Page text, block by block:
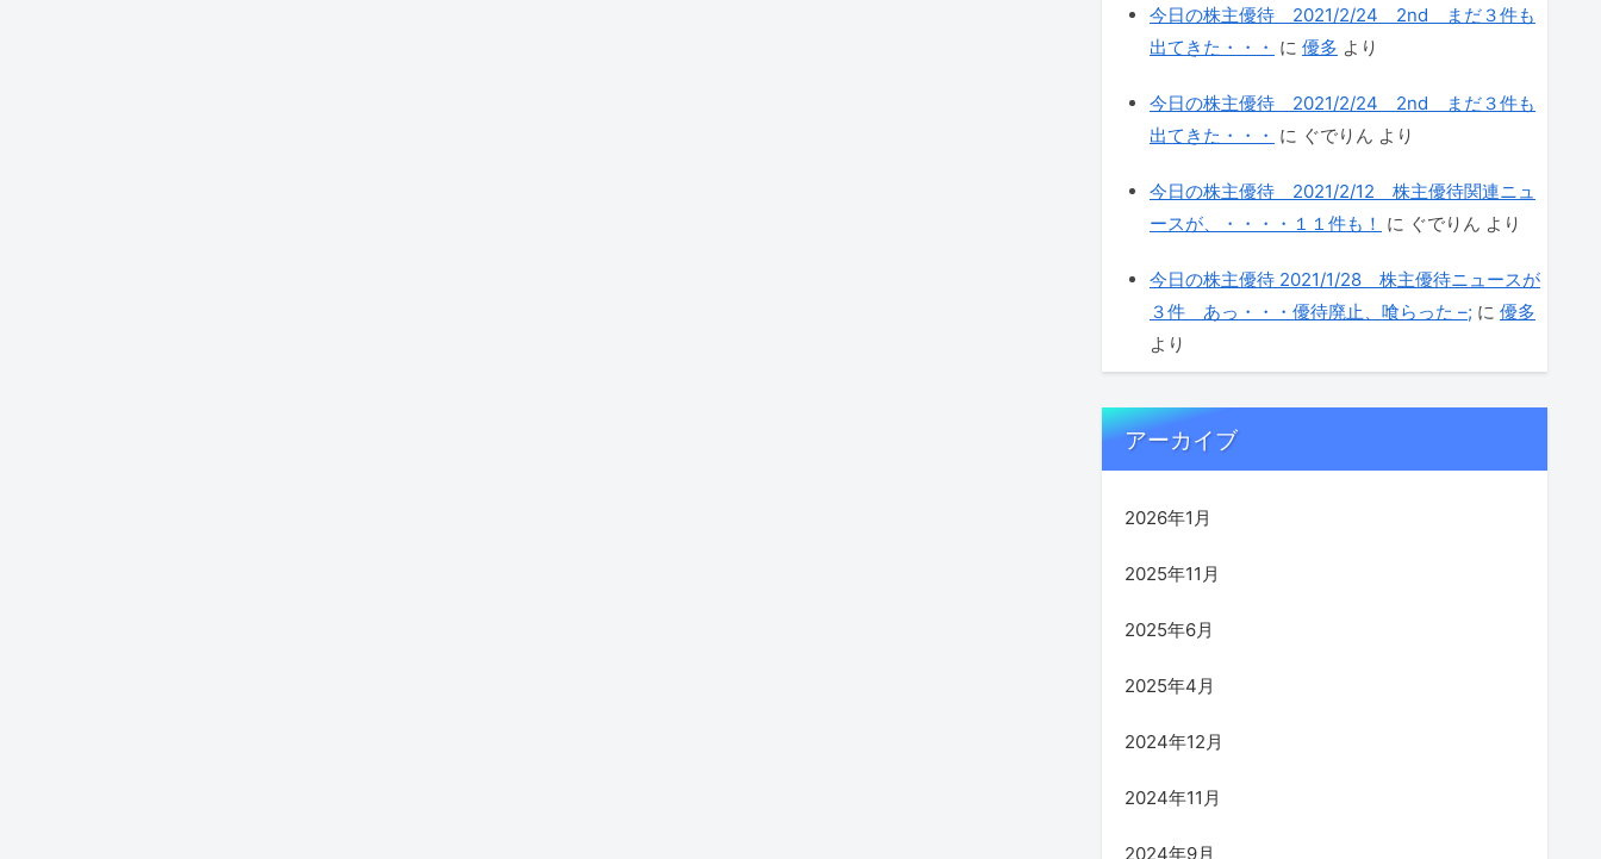
今日の株主優待 2021/2/24 2nd まだ３件も
出てきた・・・ に 優多 より
今日の株主優待 2021/2/24 2nd まだ３件も
出てきた・・・ に ぐでりん より
今日の株主優待 2021/2/12 株主優待関連ニュ
ースが、・・・・１１件も！ に ぐでりん より
今日の株主優待 2021/1/28 株主優待ニュースが
３件 あっ・・・優待廃止、喰らった –; に 優多
より
アーカイブ
2026年1月
2025年11月
2025年6月
2025年4月
2024年12月
2024年11月
2024年9月